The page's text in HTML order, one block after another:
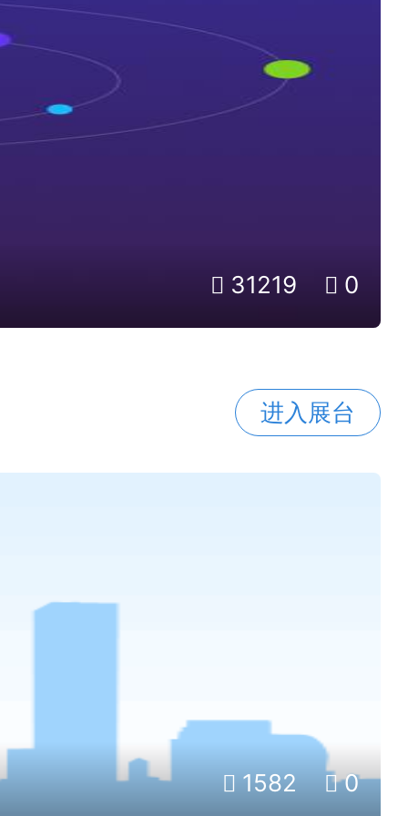
31219 0
进入展台
1582 0